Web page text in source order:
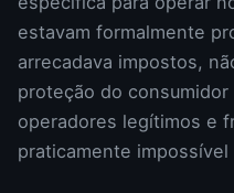
estavam formalmente
arrecadava impostos,
proteção do
operadores legítimos e
praticamente